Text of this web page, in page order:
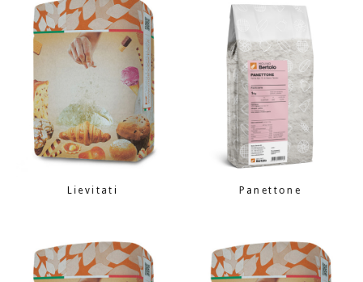
Lievitati Panettone